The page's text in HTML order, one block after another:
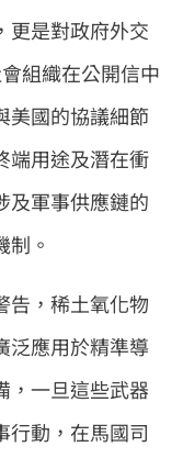
更是對政府外交
組織在公開信中
美國的協議細節
端用途及潛在衝
及軍事供應鏈的
。
告，稀土氧化物
泛應用於精準導
，一旦這些武器
行動，在馬國司